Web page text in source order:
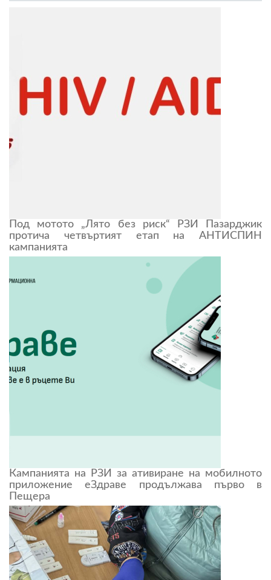
Под мотото „Лято без риск“ РЗИ Пазарджик
протича четвъртият етап на АНТИСПИН
кампанията
Кампанията на РЗИ за ативиране на мобилното
приложение еЗдраве продължава първо в
Пещера